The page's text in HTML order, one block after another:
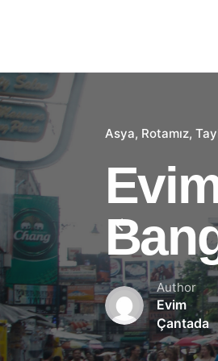
Asya Rotamız
Author
Evim
Çantada